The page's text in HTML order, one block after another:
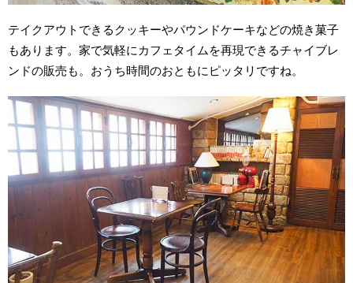
テイクアウトできるクッキーやパウンドケーキなどの焼き菓子
もあります。家で気軽にカフェタイムを再現できるチャイブレ
ンドの販売も。おうち時間のおともにピッタリですね。